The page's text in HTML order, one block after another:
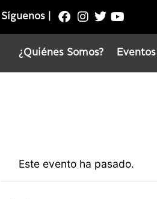
Síguenos
¿Quiénes Somos? Eventos
Este evento ha pasado.